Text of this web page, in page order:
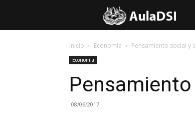
Inicio Economía Pensamiento social y
Economía
08/06/2017